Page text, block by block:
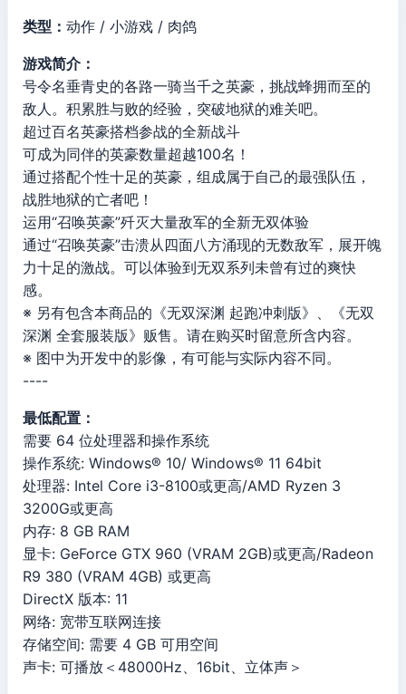
类型： 动作 / 小游戏 / 肉鸽
游戏简介：
号令名垂青史的各路一骑当千之英豪，挑战蜂拥而至的
敌人。积累胜与败的经验，突破地狱的难关吧。
超过百名英豪搭档参战的全新战斗
可成为同伴的英豪数量超越100名！
通过搭配个性十足的英豪，组成属于自己的最强队伍，
战胜地狱的亡者吧！
运用“召唤英豪”歼灭大量敌军的全新无双体验
通过“召唤英豪”击溃从四面八方涌现的无数敌军，展开魄
力十足的激战。可以体验到无双系列未曾有过的爽快
感。
※ 另有包含本商品的《无双深渊 起跑冲刺版》、《无双
深渊 全套服装版》贩售。请在购买时留意所含内容。
※ 图中为开发中的影像，有可能与实际内容不同。
----
最低配置：
需要 64 位处理器和操作系统
操作系统: Windows® 10/ Windows® 11 64bit
处理器: Intel Core i3-8100或更高/AMD Ryzen 3
3200G或更高
内存: 8 GB RAM
显卡: GeForce GTX 960 (VRAM 2GB)或更高/Radeon
R9 380 (VRAM 4GB) 或更高
DirectX 版本: 11
网络: 宽带互联网连接
存储空间: 需要 4 GB 可用空间
声卡: 可播放＜48000Hz、16bit、立体声＞